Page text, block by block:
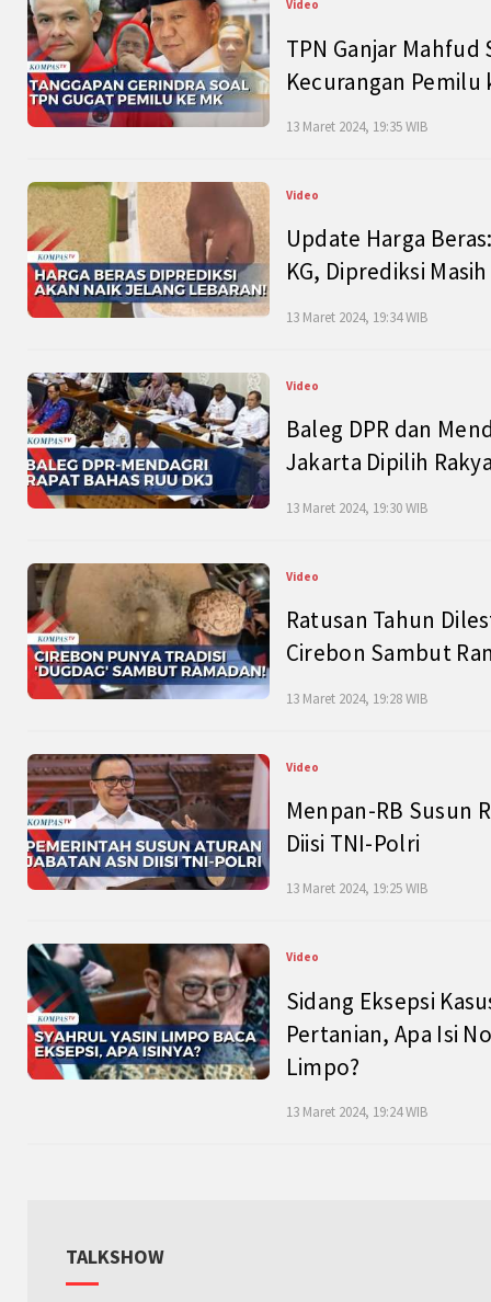
Video
TPN Ganjar Mahfud
Kecurangan Pemilu
13 Maret 2024, 19:35 WIB
Video
Update Harga
KG, Diprediksi
13 Maret 2024, 19:34 WIB
Video
Baleg DPR dan
Jakarta Dipilih
13 Maret 2024, 19:30 WIB
Video
Ratusan Tahun
Cirebon Sambut
13 Maret 2024, 19:28 WIB
Video
Menpan-RB Susun
Diisi TNI-Polri
13 Maret 2024, 19:25 WIB
Video
Sidang Eksepsi
Pertanian, Apa Isi
Limpo?
13 Maret 2024, 19:24 WIB
TALKSHOW